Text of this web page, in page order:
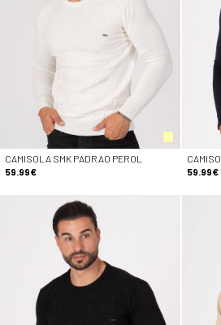
CAMISOLA SMK PADRAO PEROL
59.99€
59.99€